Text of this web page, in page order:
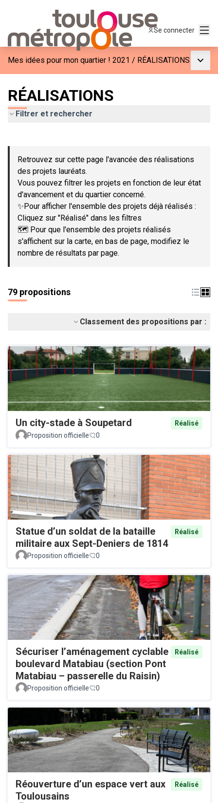
Se connecter
Mes idées pour mon quartier ! 2021 / RÉALISATIONS
RÉALISATIONS
Filtrer et rechercher
−
Retrouvez sur cette page l'avancée des réalisations
des projets lauréats.
Vous pouvez filtrer les projets en fonction de leur état
d'avancement et du quartier concerné.
✨Pour afficher l'ensemble des projets déjà réalisés :
Cliquez sur "Réalisé" dans les filtres
🗺️ Pour que l'ensemble des projets réalisés
s'affichent sur la carte, en bas de page, modifiez le
nombre de résultats par page.
79 propositions
Classement des propositions par :
Un city-stade à Soupetard
Réalisé
Proposition officielle
0
Statue d’un soldat de la bataille
militaire aux Sept-Deniers de 1814
Réalisé
Proposition officielle 0
Sécuriser l’aménagement cyclable
boulevard Matabiau (section Pont
Matabiau – passerelle du Raisin)
Réalisé
Proposition officielle 0
Réouverture d’un espace vert aux
Toulousains
Réalisé